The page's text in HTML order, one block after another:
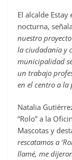
El alcalde
nocturna,
nuestro
la ciudadanía y
municipalidad
un trabajo
en el centro a la
Natalia
“Rolo” a la
Mascotas y
rescatamos a
llamé, me